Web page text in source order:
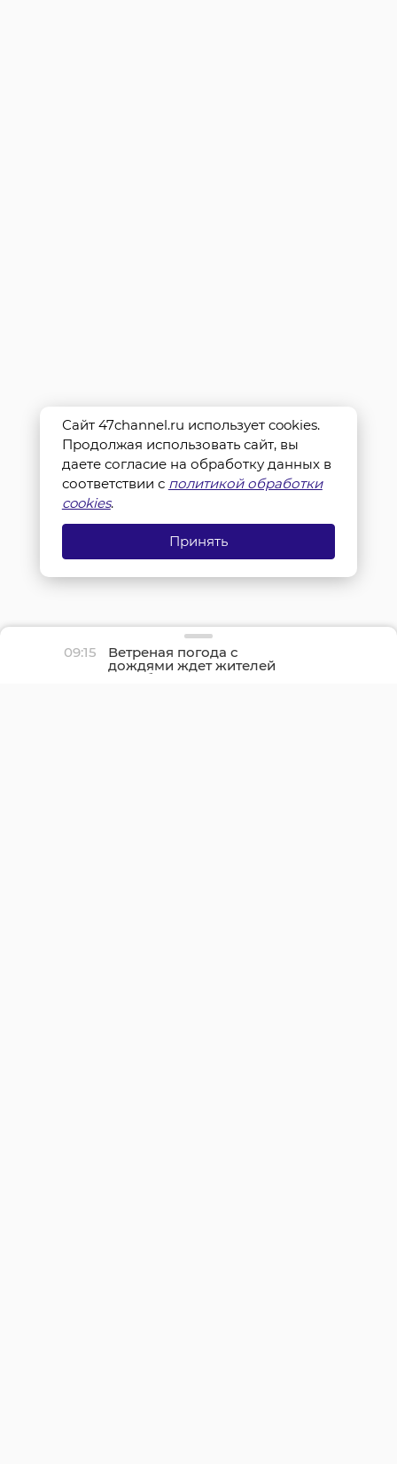
09:15 Ветреная погода с
дождями ждет жителей
Ленобласти 7 августа
Сайт 47channel.ru использует cookies.
Продолжая использовать сайт, вы
даете согласие на обработку данных в
соответствии с политикой обработки
cookies.
Принять